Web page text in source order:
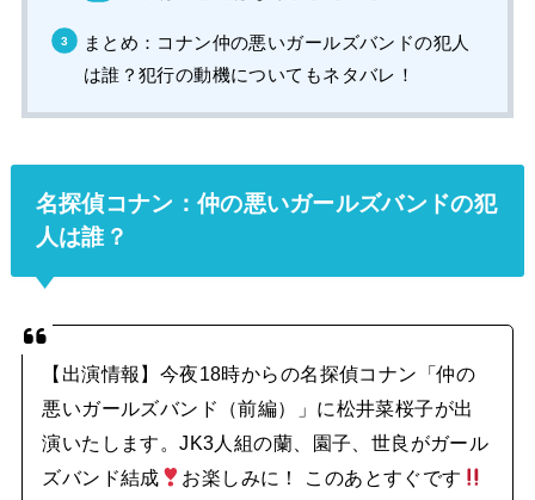
まとめ：コナン仲の悪いガールズバンドの犯人
は誰？犯行の動機についてもネタバレ！
名探偵コナン：仲の悪いガールズバンドの犯
人は誰？
【出演情報】今夜18時からの名探偵コナン「仲の
悪いガールズバンド（前編）」に松井菜桜子が出
演いたします。JK3人組の蘭、園子、世良がガール
ズバンド結成
お楽しみに！ このあとすぐです